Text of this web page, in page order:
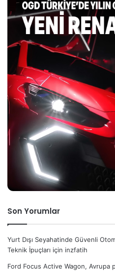
Son Yorumlar
Yurt Dışı Seyahatinde Güvenli
Teknik İpuçları için inzfatih
Ford Focus Active Wagon, Avrupa